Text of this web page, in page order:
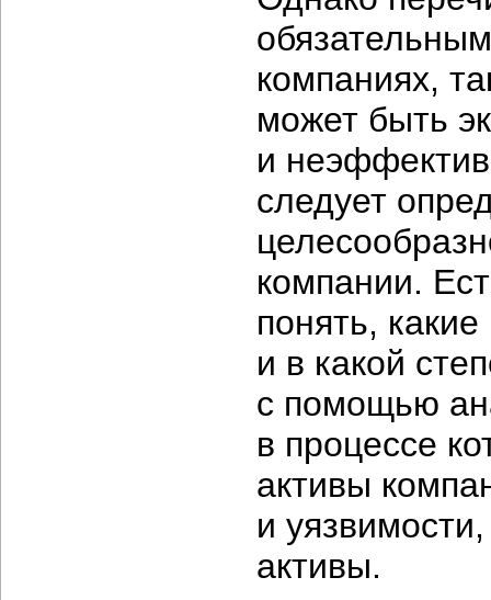
компаниях,
может быть
и
следует
компании.
понять,
и в какой
с помощью
в процессе
активы
и
активы.